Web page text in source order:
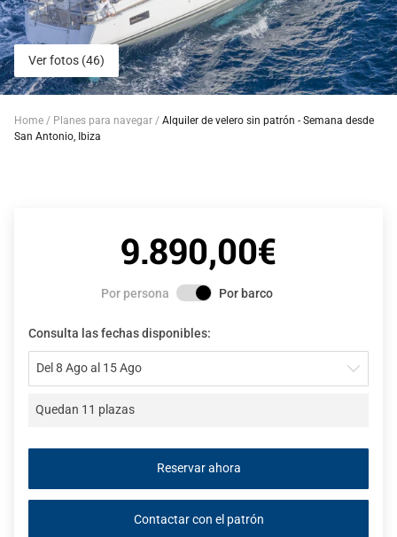
Ver fotos (46)
Home Planes para navegar
Alquiler de velero sin patrón - Semana desde
San Antonio, Ibiza
9.890,00€
Por persona Por barco
Consulta las fechas disponibles:
Del 8 Ago al 15 Ago
Quedan 11 plazas
Contactar con el patrón